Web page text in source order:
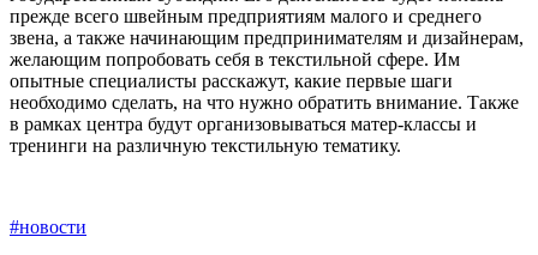
прежде всего швейным предприятиям малого и среднего
звена, а также начинающим предпринимателям и дизайнерам,
желающим попробовать себя в текстильной сфере. Им
опытные специалисты расскажут, какие первые шаги
необходимо сделать, на что нужно обратить внимание. Также
в рамках центра будут организовываться матер-классы и
тренинги на различную текстильную тематику.
#новости